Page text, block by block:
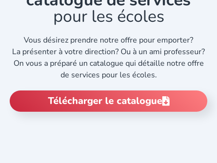
pour les écoles
Vous désirez prendre notre offre pour emporter?
La présenter à votre direction? Ou à un ami professeur?
On vous a préparé un catalogue qui détaille notre offre
de services pour les écoles.
Télécharger le catalogue